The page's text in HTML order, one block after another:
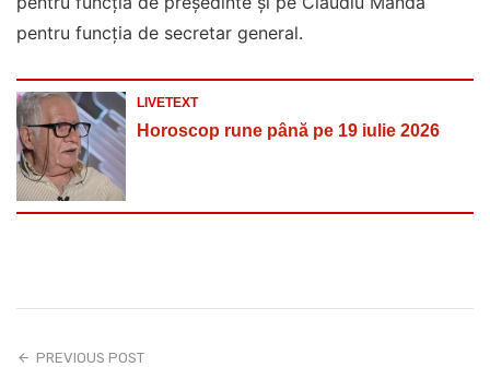
pentru funcţia de secretar general.
LIVETEXT
Horoscop rune până pe 19 iulie 2026
PREVIOUS POST